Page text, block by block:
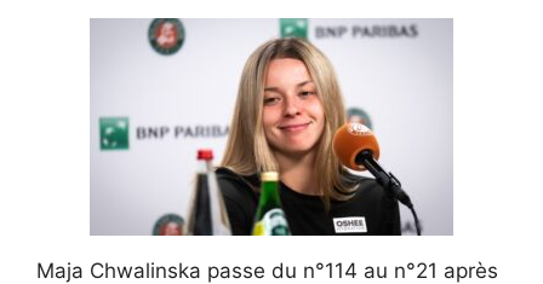
Maja Chwalinska passe du n°114 au n°21 après